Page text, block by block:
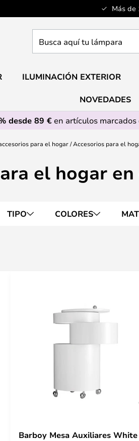
Más de
aquí
lámpara
ILUMINACIÓN EXTERIOR
NOVEDADES
desde 89 €en artículos marcados
para el hogar Accesorios para el
el hogar
TIPO COLORES
Barboy Mesa Auxiliares